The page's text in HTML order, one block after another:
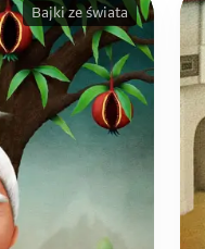
Bajki ze świata